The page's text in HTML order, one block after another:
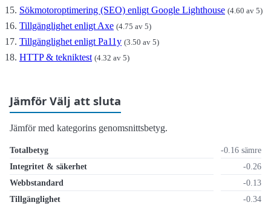
Sökmotoroptimering (SEO) enligt Google Lighthouse (4.60 av 5)
Tillgänglighet enligt Axe (4.75 av 5)
Tillgänglighet enligt Pa11y (3.50 av 5)
HTTP & tekniktest (4.32 av 5)
Jämför Välj att sluta
Jämför med kategorins genomsnittsbetyg.
Totalbetyg
-0.16 sämre
Integritet & säkerhet
-0.26
Webbstandard
-0.13
Tillgänglighet
-0.34